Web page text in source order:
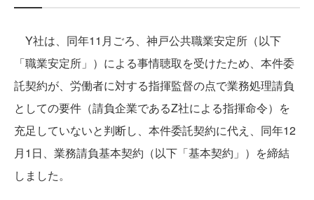
Y社は、同年11月ごろ、神戸公共職業安定所（以下
「職業安定所」）による事情聴取を受けたため、本件委
託契約が、労働者に対する指揮監督の点で業務処理請負
としての要件（請負企業であるZ社による指揮命令）を
充足していないと判断し、本件委託契約に代え、同年12
月1日、業務請負基本契約（以下「基本契約」）を締結
しました。